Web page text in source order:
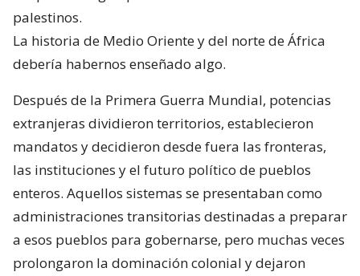
palestinos.
La historia de Medio Oriente y del norte de África
debería habernos enseñado algo.
Después de la Primera Guerra Mundial, potencias
extranjeras dividieron territorios, establecieron
mandatos y decidieron desde fuera las fronteras,
las instituciones y el futuro político de pueblos
enteros. Aquellos sistemas se presentaban como
administraciones transitorias destinadas a preparar
a esos pueblos para gobernarse, pero muchas veces
prolongaron la dominación colonial y dejaron